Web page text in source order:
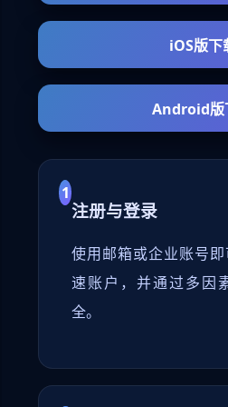
iOS版下
Android版
1
注册与登录
使用邮箱或企业账号
速账户，并通过多因
全。